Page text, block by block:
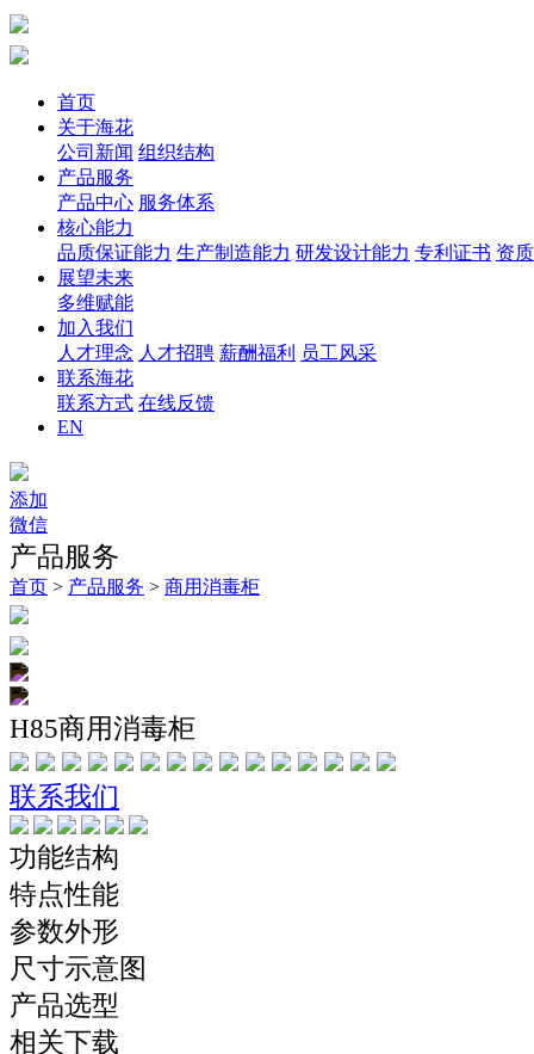
首页
关于海花
公司新闻 组织结构
产品服务
产品中心 服务体系
核心能力
品质保证能力 生产制造能力 研发设计能力 专利证书 资
展望未来
多维赋能
加入我们
人才理念 人才招聘 薪酬福利
员工风采
联系海花
联系方式 在线反馈
EN
添加
微信
产品服务
首页 > 产品服务 > 商用消毒柜
H85商用消毒柜
联系我们
功能结构
特点性能
参数外形
尺寸示意图
产品选型
相关下载